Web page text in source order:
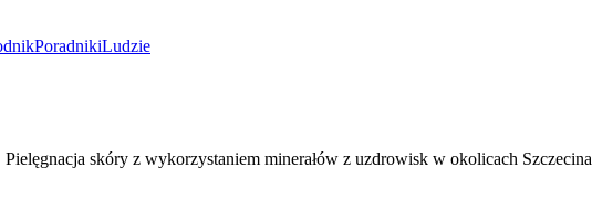
PoradnikiLudzie
Pielęgnacja skóry z wykorzystaniem minerałów z uzdrowisk w okolicach Szczecina